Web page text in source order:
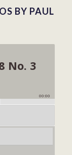
BY PAUL
No. 3
00:00